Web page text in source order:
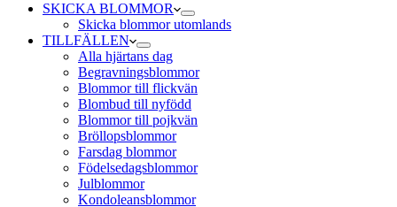
SKICKA BLOMMOR
Skicka blommor utomlands
TILLFÄLLEN
Alla hjärtans dag
Begravningsblommor
Blommor till flickvän
Blombud till nyfödd
Blommor till pojkvän
Bröllopsblommor
Farsdag blommor
Födelsedagsblommor
Julblommor
Kondoleansblommor